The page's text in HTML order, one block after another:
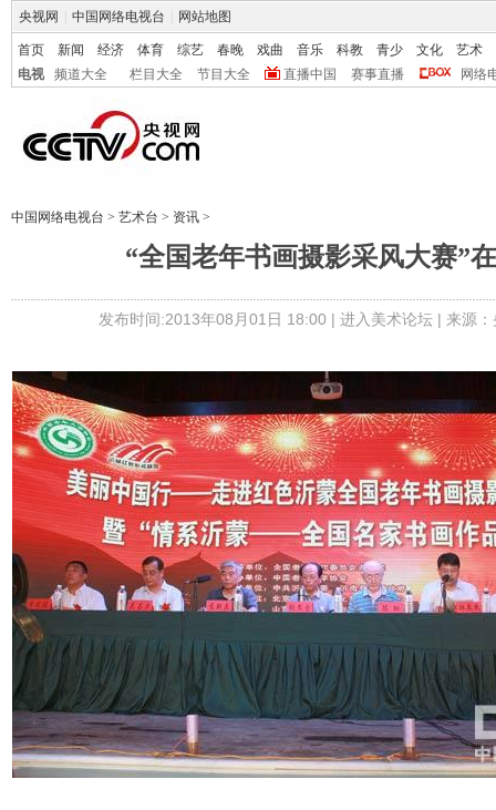
央视网 中国网络电视台 网站地图
首页 新闻 经济 体育 综艺 春晚 戏曲 音乐 科教 青少 文化
艺术
电视
频道大全 栏目大全 节目大全 直播中国 赛事直播 网络
中国网络电视台 > 艺术台 > 资讯 >
“全国老年书画摄影采风大赛”
发布时间:2013年08月01日 18:00 | 进入美术论坛| 来源